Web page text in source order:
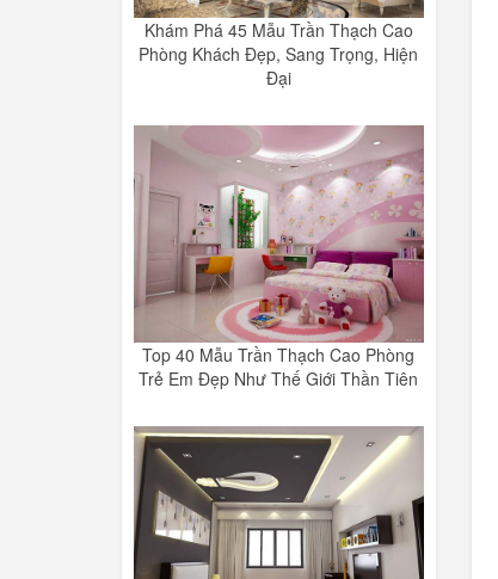
Khám Phá 45 Mẫu Trần Thạch Cao
Phòng Khách Đẹp, Sang Trọng, Hiện
Đại
Top 40 Mẫu Trần Thạch Cao Phòng
Trẻ Em Đẹp Như Thế Giới Thần Tiên